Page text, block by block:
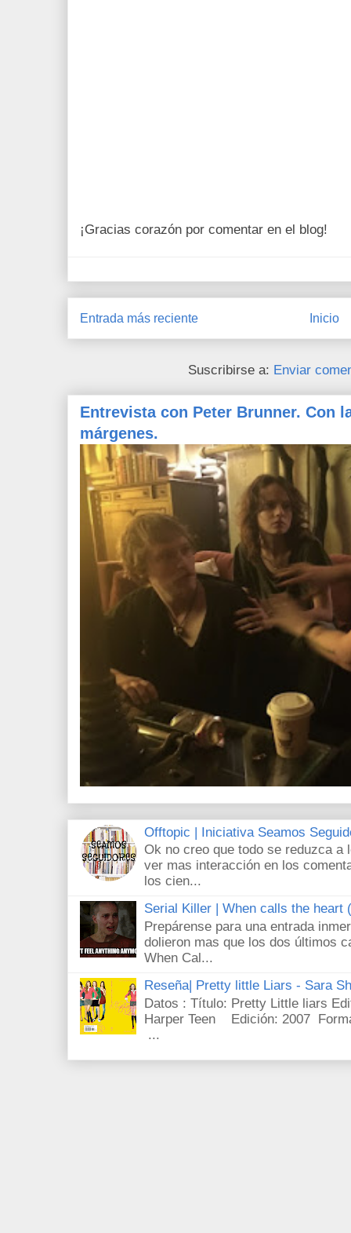
¡Gracias corazón por comentar en el blog!
Entrada más reciente Inicio
Suscribirse a: Enviar
Entrevista con Peter Brunner. Con
márgenes.
Offtopic | Iniciativa Seamos
Ok no creo que todo se reduzca a
ver mas interacción en los
los cien...
Serial Killer | When calls the heart
Prepárense para una entrada
dolieron mas que los dos últimos
When Cal...
Reseña| Pretty little Liars - Sara
Datos : Título: Pretty Little liars
Harper Teen Edición: 2007
...